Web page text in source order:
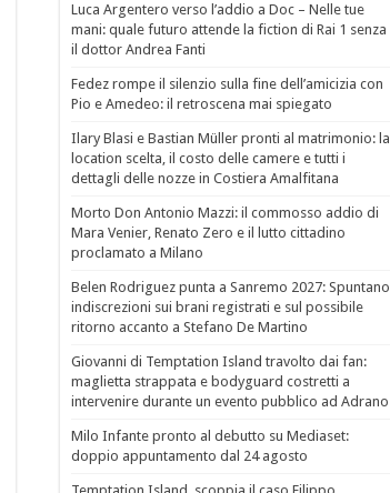
Luca Argentero verso l’addio a Doc – Nelle tue
mani: quale futuro attende la fiction di Rai 1 senza
il dottor Andrea Fanti
Fedez rompe il silenzio sulla fine dell’amicizia con
Pio e Amedeo: il retroscena mai spiegato
Ilary Blasi e Bastian Müller pronti al matrimonio: la
location scelta, il costo delle camere e tutti i
dettagli delle nozze in Costiera Amalfitana
Morto Don Antonio Mazzi: il commosso addio di
Mara Venier, Renato Zero e il lutto cittadino
proclamato a Milano
Belen Rodriguez punta a Sanremo 2027: Spuntano
indiscrezioni sui brani registrati e sul possibile
ritorno accanto a Stefano De Martino
Giovanni di Temptation Island travolto dai fan:
maglietta strappata e bodyguard costretti a
intervenire durante un evento pubblico ad Adrano
Milo Infante pronto al debutto su Mediaset:
doppio appuntamento dal 24 agosto